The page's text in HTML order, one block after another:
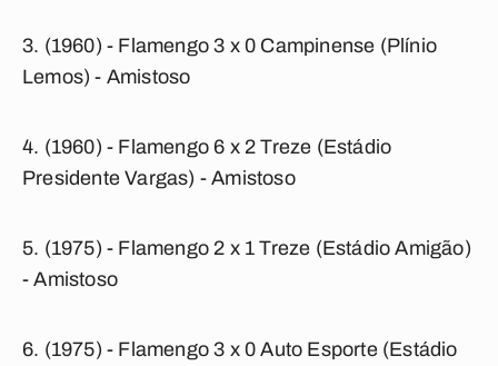
(1960) - Flamengo 3 x 0 Campinense (Plínio
Lemos) - Amistoso
(1960) - Flamengo 6 x 2 Treze (Estádio
Presidente Vargas) - Amistoso
(1975) - Flamengo 2 x 1 Treze (Estádio Amigão)
- Amistoso
(1975) - Flamengo 3 x 0 Auto Esporte (Estádio